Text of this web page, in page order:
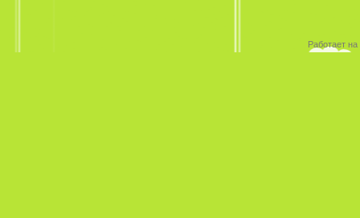
Работает